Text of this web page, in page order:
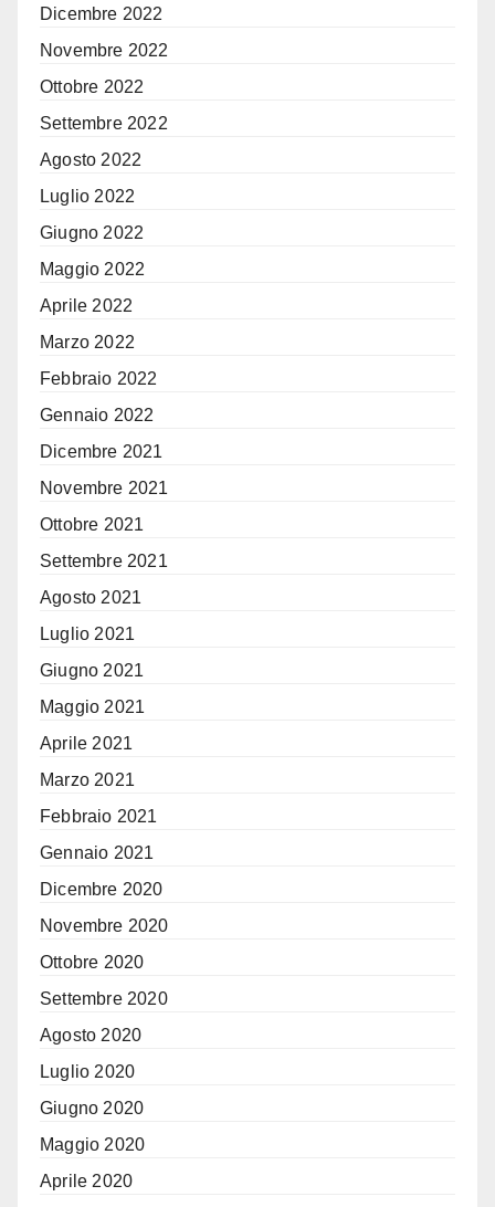
Dicembre 2022
Novembre 2022
Ottobre 2022
Settembre 2022
Agosto 2022
Luglio 2022
Giugno 2022
Maggio 2022
Aprile 2022
Marzo 2022
Febbraio 2022
Gennaio 2022
Dicembre 2021
Novembre 2021
Ottobre 2021
Settembre 2021
Agosto 2021
Luglio 2021
Giugno 2021
Maggio 2021
Aprile 2021
Marzo 2021
Febbraio 2021
Gennaio 2021
Dicembre 2020
Novembre 2020
Ottobre 2020
Settembre 2020
Agosto 2020
Luglio 2020
Giugno 2020
Maggio 2020
Aprile 2020